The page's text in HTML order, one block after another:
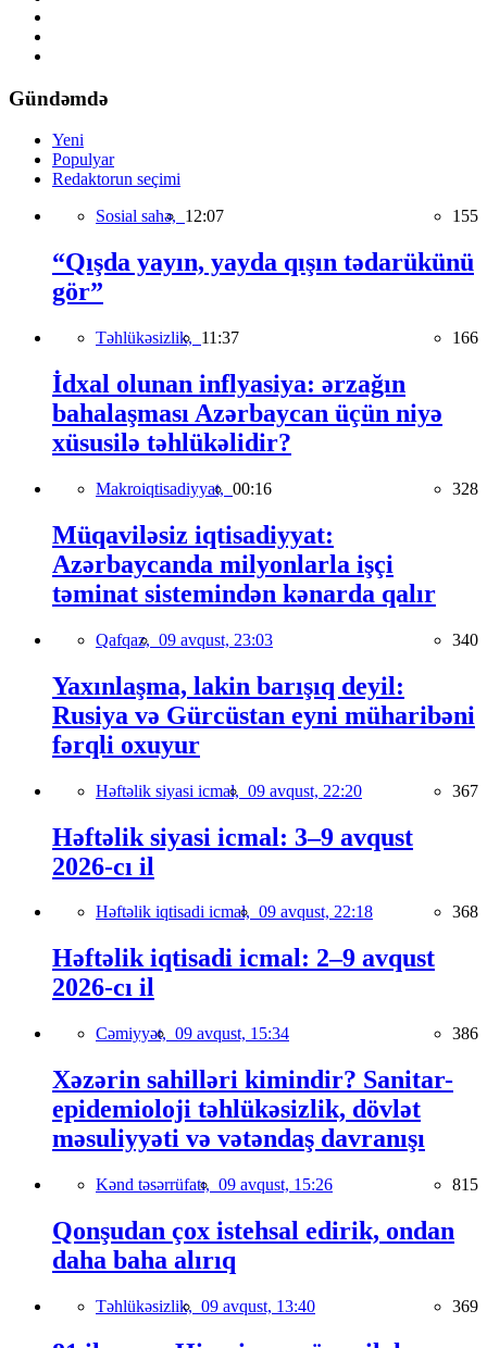
Gündəmdə
Yeni
Populyar
Redaktorun seçimi
Sosial sahə, 12:07 155
“Qışda yayın, yayda qışın tədarükünü
gör”
Təhlükəsizlik, 11:37 166
İdxal olunan inflyasiya: ərzağın
bahalaşması Azərbaycan üçün niyə
xüsusilə təhlükəlidir?
Makroiqtisadiyyat, 00:16 328
Müqaviləsiz iqtisadiyyat:
Azərbaycanda milyonlarla işçi
təminat sistemindən kənarda qalır
Qafqaz, 09 avqust, 23:03 340
Yaxınlaşma, lakin barışıq deyil:
Rusiya və Gürcüstan eyni müharibəni
fərqli oxuyur
Həftəlik siyasi icmal, 09 avqust, 22:20 367
Həftəlik siyasi icmal: 3–9 avqust
2026-cı il
Həftəlik iqtisadi icmal, 09 avqust, 22:18 368
Həftəlik iqtisadi icmal: 2–9 avqust
2026-cı il
Cəmiyyət, 09 avqust, 15:34 386
Xəzərin sahilləri kimindir? Sanitar-
epidemioloji təhlükəsizlik, dövlət
məsuliyyəti və vətəndaş davranışı
Kənd təsərrüfatı, 09 avqust, 15:26 815
Qonşudan çox istehsal edirik, ondan
daha baha alırıq
Təhlükəsizlik, 09 avqust, 13:40 369